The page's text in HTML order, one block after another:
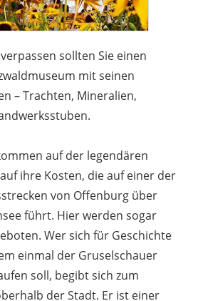
sollten Sie einen
mit seinen
– Trachten, Mineralien,
auf der legendären
ihre Kosten, die auf einer der
von Offenburg über
führt. Hier werden sogar
Wer sich für Geschichte
einmal der Gruselschauer
soll, begibt sich zum
der Stadt. Er ist einer